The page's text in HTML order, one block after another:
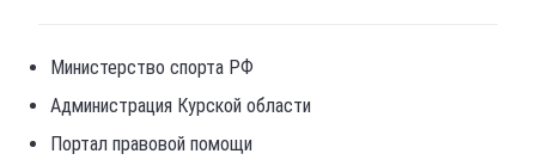
Министерство спорта РФ
Администрация Курской области
Портал правовой помощи